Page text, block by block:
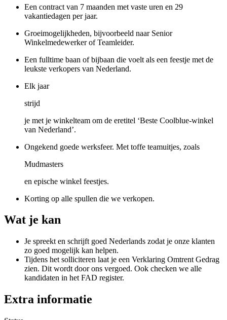
Een contract van 7 maanden met vaste uren en 29
vakantiedagen per jaar.
Groeimogelijkheden, bijvoorbeeld naar Senior
Winkelmedewerker of Teamleider.
Een fulltime baan of bijbaan die voelt als een feestje met de
leukste verkopers van Nederland.
Elk jaar
strijd
je met je winkelteam om de eretitel ‘Beste Coolblue-winkel
van Nederland’.
Ongekend goede werksfeer. Met toffe teamuitjes, zoals
Mudmasters
en epische winkel feestjes.
Korting op alle spullen die we verkopen.
Wat je kan
Je spreekt en schrijft goed Nederlands zodat je onze klanten
zo goed mogelijk kan helpen.
Tijdens het solliciteren laat je een Verklaring Omtrent Gedrag
zien. Dit wordt door ons vergoed. Ook checken we alle
kandidaten in het FAD register.
Extra informatie